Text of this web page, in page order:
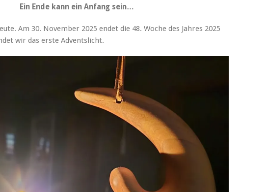
Ein Ende kann ein Anfang sein…
Am 30. November 2025 endet die 48. Woche des Jahres 2025
wir das erste Adventslicht.